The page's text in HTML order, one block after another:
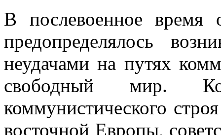
В послевоенное время
предопределялось
неудачами на путях
свободный мир.
коммунистического
восточной Европы,